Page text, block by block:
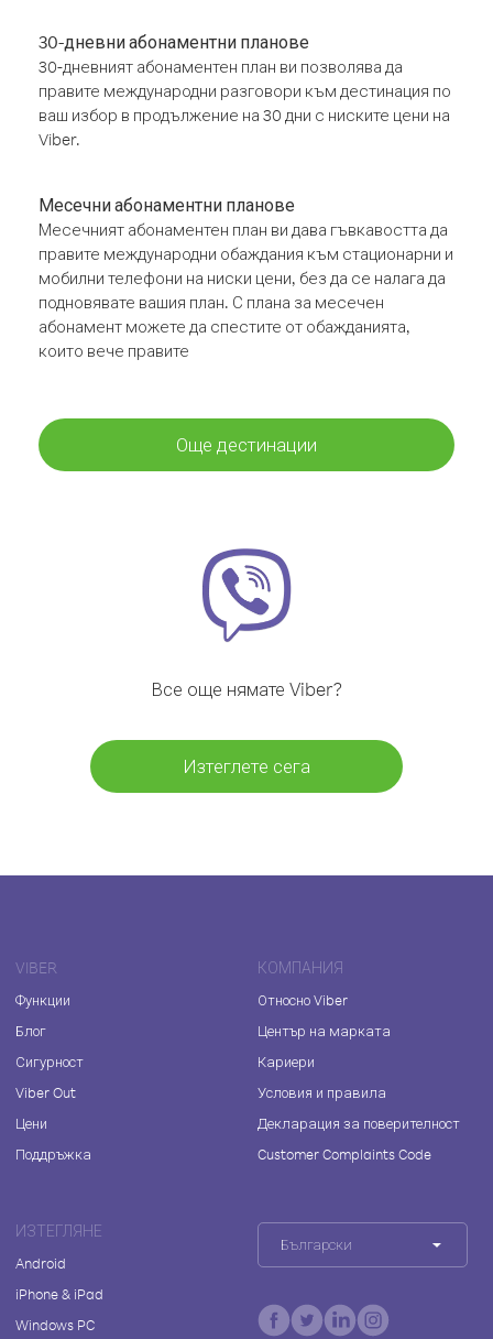
30-дневни абонаментни планове
30-дневният абонаментен план ви позволява да
правите международни разговори към дестинация по
ваш избор в продължение на 30 дни с ниските цени на
Viber.
Месечни абонаментни планове
Месечният абонаментен план ви дава гъвкавостта да
правите международни обаждания към стационарни и
мобилни телефони на ниски цени, без да се налага да
подновявате вашия план. С плана за месечен
абонамент можете да спестите от обажданията,
които вече правите
Още дестинации
Все още нямате Viber?
Изтеглете сега
VIBER
Функции
Блог
Сигурност
Viber Out
Цени
Поддръжка
КОМПАНИЯ
Относно Viber
Център на марката
Кариери
Условия и правила
Декларация за поверителност
Customer Complaints Code
ИЗТЕГЛЯНЕ
Android
iPhone & iPad
Windows PC
Български